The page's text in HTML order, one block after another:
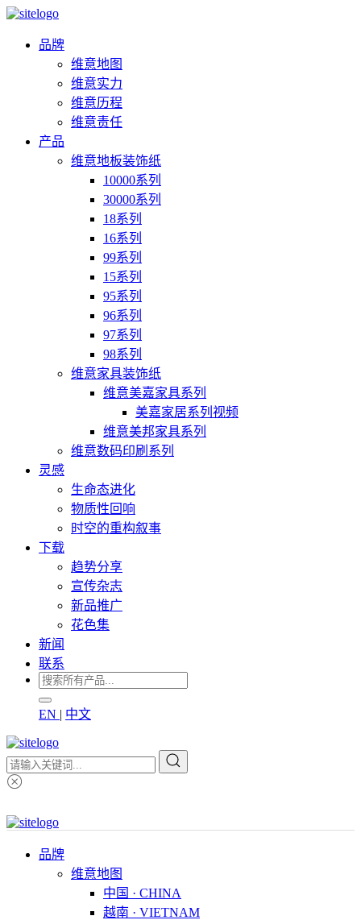
品牌
维意地图
维意实力
维意历程
维意责任
产品
维意地板装饰纸
10000系列
30000系列
18系列
16系列
99系列
15系列
95系列
96系列
97系列
98系列
维意家具装饰纸
维意美嘉家具系列
美嘉家居系列视频
维意美邦家具系列
维意数码印刷系列
灵感
生命态进化
物质性回响
时空的重构叙事
下载
趋势分享
宣传杂志
新品推广
花色集
新闻
联系
EN | 中文
品牌
维意地图
中国 · CHINA
越南 · VIETNAM